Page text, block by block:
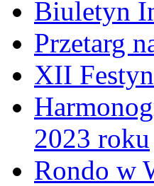
Biuletyn
Przetarg
XII
2023 roku
Rondo w